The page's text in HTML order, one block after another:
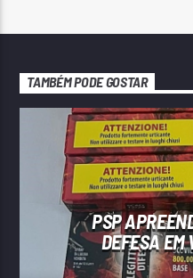
TAMBÉM PODE GOSTAR
PSP
DEFESA EM